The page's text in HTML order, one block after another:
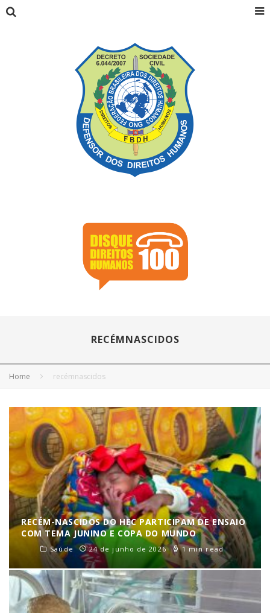
RECÉMNASCIDOS
Home recémnascidos
RECÉM-NASCIDOS DO HEC PARTICIPAM DE ENSAIO
COM TEMA JUNINO E COPA DO MUNDO
Saúde 24 de junho de 2026 1 min read